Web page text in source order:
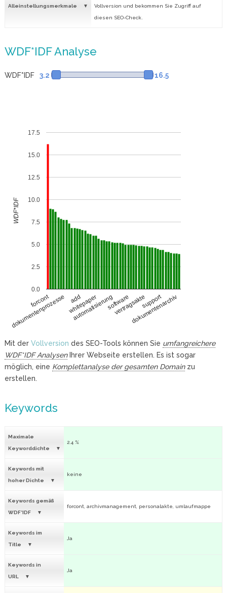
Alleinstellungsmerkmale Vollversion und bekommen Sie Zugriff auf
diesen SEO-Check.
WDF*IDF Analyse
WDF*IDF 3.2 16.5
forcont
dokumentenprozesse add
whitepaper
automatisierungsoftware
vertragsaktesupport
dokumentenarchiv
0.0
2.5
5.0
7.5
10.0
12.5
15.0
17.5
WDF*IDF
Mit der Vollversion des SEO-Tools können Sie umfangreichere
WDF*IDF AnalysenIhrer Webseite erstellen. Es ist sogar
möglich, eine Komplettanalyse der gesamten Domainzu
erstellen.
Keywords
Maximale
Keyworddichte
2.4 %
Keywords mit
hoher Dichte
keine
Keywords gemäß
WDF*IDF
forcont, archivmanagement, personalakte, umlaufmappe
Keywords im
Title
Ja
Keywords in
URL
Ja